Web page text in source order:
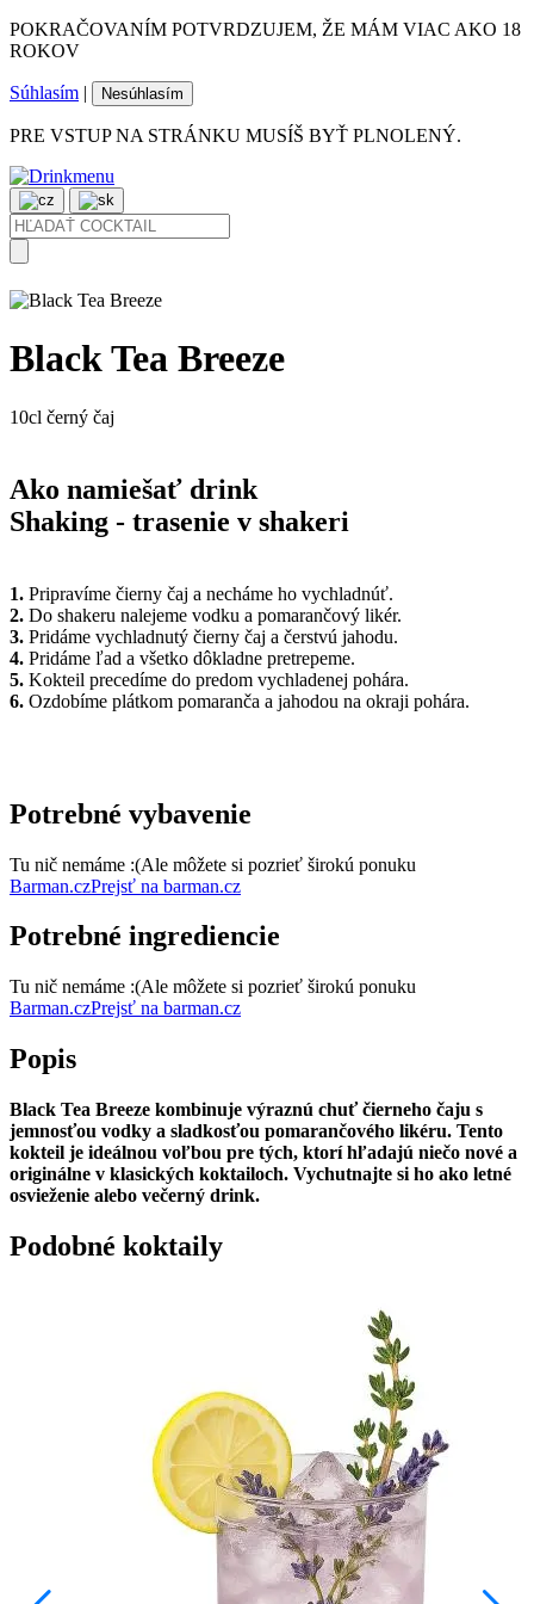
POKRAČOVANÍM POTVRDZUJEM, ŽE MÁM VIAC AKO 18
ROKOV
Súhlasím | Nesúhlasím
PRE VSTUP NA STRÁNKU MUSÍŠ BYŤ PLNOLENÝ.
Black Tea Breeze
10cl černý čaj
Ako namiešať drink
Shaking - trasenie v shakeri
1. Pripravíme čierny čaj a necháme ho vychladnúť.
2. Do shakeru nalejeme vodku a pomarančový likér.
3. Pridáme vychladnutý čierny čaj a čerstvú jahodu.
4. Pridáme ľad a všetko dôkladne pretrepeme.
5. Kokteil precedíme do predom vychladenej pohára.
6. Ozdobíme plátkom pomaranča a jahodou na okraji pohára.
Potrebné vybavenie
Tu nič nemáme :(Ale môžete si pozrieť širokú ponuku
Barman.czPrejsť na barman.cz
Potrebné ingrediencie
Tu nič nemáme :(Ale môžete si pozrieť širokú ponuku
Barman.czPrejsť na barman.cz
Popis
Black Tea Breeze kombinuje výraznú chuť čierneho čaju s
jemnosťou vodky a sladkosťou pomarančového likéru. Tento
kokteil je ideálnou voľbou pre tých, ktorí hľadajú niečo nové a
originálne v klasických koktailoch. Vychutnajte si ho ako letné
osvieženie alebo večerný drink.
Podobné koktaily